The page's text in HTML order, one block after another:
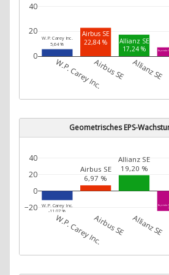
W.P. Carey Inc.
5,64 %
Airbus SE
22,84 % Allianz SE
17,24 %
W.P. Carey Inc.Airbus SE Allianz SE
0
20
40
Geometrisches EPS-
W.P. Carey Inc.
-11,07 %
Airbus SE
6,97 %
Allianz SE
19,20 %
Bayerische
-
W.P. Carey Inc.Airbus SE Allianz SE
−20
0
20
40